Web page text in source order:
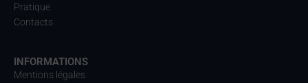
Pratique
Contacts
INFORMATIONS
Mentions légales